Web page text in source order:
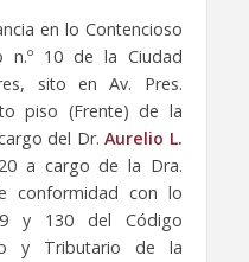
en lo Contencioso
n.º 10 de la Ciudad
sito en Av. Pres.
piso (Frente) de la
del Dr. Aurelio L.
a cargo de la Dra.
conformidad con lo
y 130 del Código
y Tributario de la